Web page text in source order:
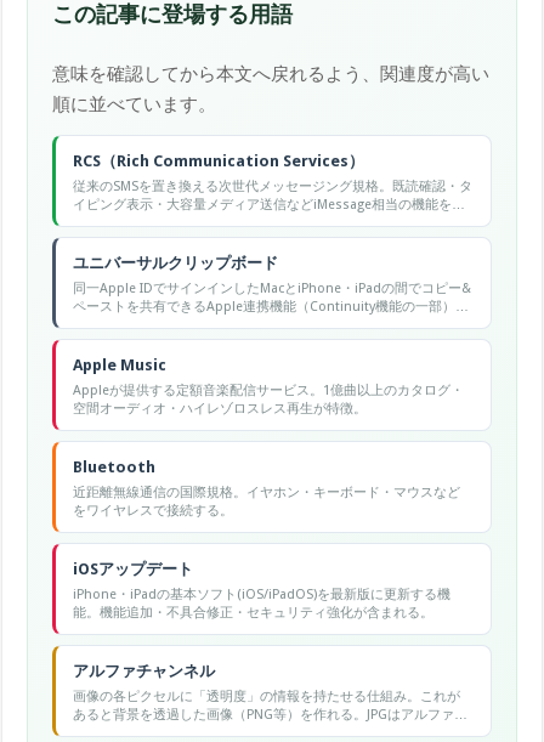
この記事に登場する用語
意味を確認してから本文へ戻れるよう、関連度が高い
順に並べています。
RCS（Rich Communication Services）
従来のSMSを置き換える次世代メッセージング規格。既読確認・タ
イピング表示・大容量メディア送信などiMessage相当の機能をキ
ャリア互換で提供する。
ユニバーサルクリップボード
同一Apple IDでサインインしたMacとiPhone・iPadの間でコピー&
ペーストを共有できるApple連携機能（Continuity機能の一部）。
MacでコピーしたテキストをiPhoneでそのまま貼り付けられる。
Apple Music
Appleが提供する定額音楽配信サービス。1億曲以上のカタログ・
空間オーディオ・ハイレゾロスレス再生が特徴。
Bluetooth
近距離無線通信の国際規格。イヤホン・キーボード・マウスなど
をワイヤレスで接続する。
iOSアップデート
iPhone・iPadの基本ソフト(iOS/iPadOS)を最新版に更新する機
能。機能追加・不具合修正・セキュリティ強化が含まれる。
アルファチャンネル
画像の各ピクセルに「透明度」の情報を持たせる仕組み。これが
あると背景を透過した画像（PNG等）を作れる。JPGはアルファチ
ャンネルに非対応で透明を保存できない。